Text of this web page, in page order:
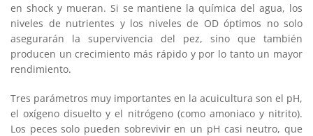
en shock y mueran. Si se mantiene la química del agua, los
niveles de nutrientes y los niveles de OD óptimos no solo
asegurarán la supervivencia del pez, sino que también
producen un crecimiento más rápido y por lo tanto un mayor
rendimiento.
Tres parámetros muy importantes en la acuicultura son el pH,
el oxígeno disuelto y el nitrógeno (como amoniaco y nitrito).
Los peces solo pueden sobrevivir en un pH casi neutro, que